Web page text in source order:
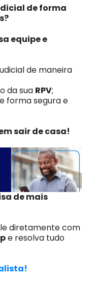
de forma
equipe e
de maneira
da sua RPV;
forma segura e
sair de casa!
de mais
diretamente com
e resolva tudo